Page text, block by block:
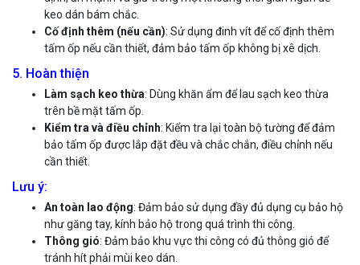
keo dán bám chắc.
Cố định thêm (nếu cần): Sử dụng đinh vít để cố định thêm
tấm ốp nếu cần thiết, đảm bảo tấm ốp không bị xê dịch.
5. Hoàn thiện
Làm sạch keo thừa: Dùng khăn ẩm để lau sạch keo thừa
trên bề mặt tấm ốp.
Kiểm tra và điều chỉnh: Kiểm tra lại toàn bộ tường để đảm
bảo tấm ốp được lắp đặt đều và chắc chắn, điều chỉnh nếu
cần thiết.
Lưu ý:
An toàn lao động: Đảm bảo sử dụng đầy đủ dụng cụ bảo hộ
như găng tay, kính bảo hộ trong quá trình thi công.
Thông gió: Đảm bảo khu vực thi công có đủ thông gió để
tránh hít phải mùi keo dán.